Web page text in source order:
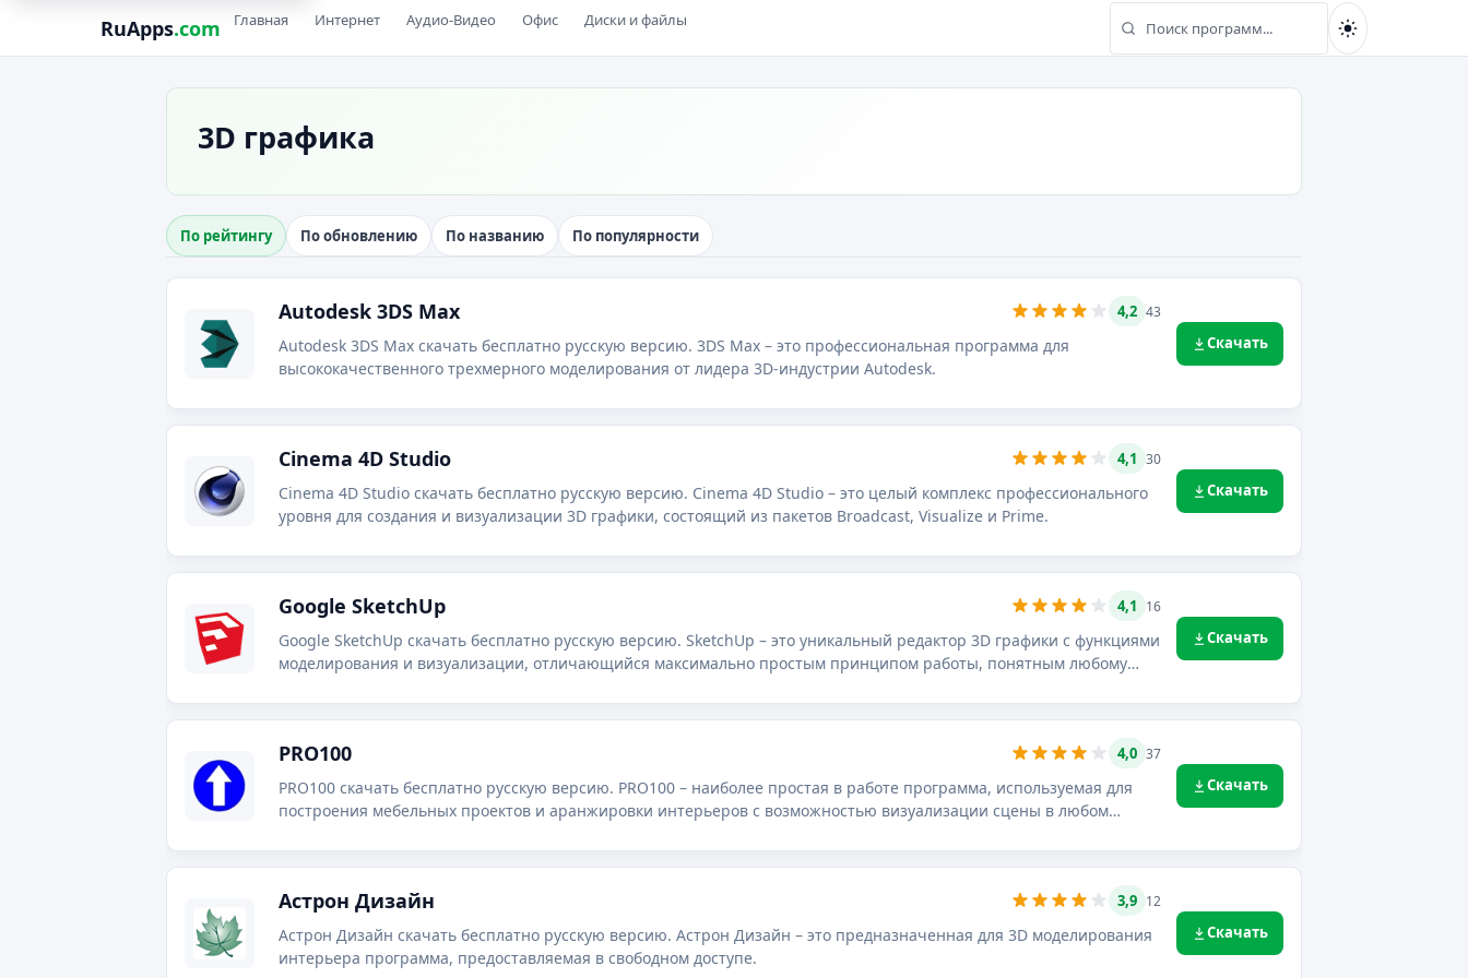
RuApps.com Главная Интернет Аудио-Видео Офис Диски и файлы Найти
3D графика
По рейтингу По обновлению По названию По популярности
Autodesk 3DS Max 4,2 43
Autodesk 3DS Max скачать бесплатно русскую версию. 3DS Max – это профессиональная программа для
высококачественного трехмерного моделирования от лидера 3D-индустрии Autodesk.
Скачать
Cinema 4D Studio 4,1 30
Cinema 4D Studio скачать бесплатно русскую версию. Cinema 4D Studio – это целый комплекс профессионального
уровня для создания и визуализации 3D графики, состоящий из пакетов Broadcast, Visualize и Prime.
Скачать
Google SketchUp 4,1 16
Google SketchUp скачать бесплатно русскую версию. SketchUp – это уникальный редактор 3D графики с функциями
моделирования и визуализации, отличающийся максимально простым принципом работы, понятным любому
Скачать
PRO100 4,0 37
PRO100 скачать бесплатно русскую версию. PRO100 – наиболее простая в работе программа, используемая для
построения мебельных проектов и аранжировки интерьеров с возможностью визуализации сцены в любом
Скачать
Астрон Дизайн 3,9 12
Астрон Дизайн скачать бесплатно русскую версию. Астрон Дизайн – это предназначенная для 3D моделирования
интерьера программа, предоставляемая в свободном доступе.
Скачать